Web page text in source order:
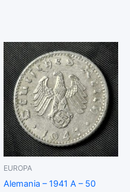
EUROPA
Alemania – 1941 A – 50